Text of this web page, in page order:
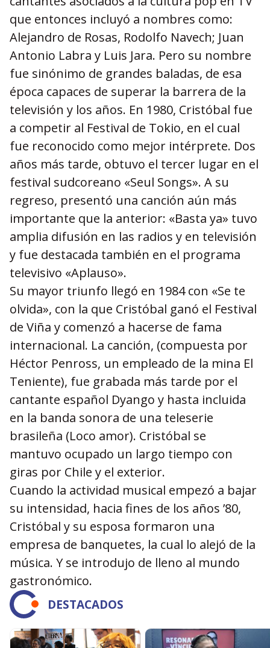
que entonces incluyó a nombres como:
Alejandro de Rosas, Rodolfo Navech; Juan
Antonio Labra y Luis Jara. Pero su nombre
fue sinónimo de grandes baladas, de esa
época capaces de superar la barrera de la
televisión y los años. En 1980, Cristóbal fue
a competir al Festival de Tokio, en el cual
fue reconocido como mejor intérprete. Dos
años más tarde, obtuvo el tercer lugar en el
festival sudcoreano «Seul Songs». A su
regreso, presentó una canción aún más
importante que la anterior: «Basta ya» tuvo
amplia difusión en las radios y en televisión
y fue destacada también en el programa
televisivo «Aplauso».
Su mayor triunfo llegó en 1984 con «Se te
olvida», con la que Cristóbal ganó el Festival
de Viña y comenzó a hacerse de fama
internacional. La canción, (compuesta por
Héctor Penross, un empleado de la mina El
Teniente), fue grabada más tarde por el
cantante español Dyango y hasta incluida
en la banda sonora de una teleserie
brasileña (Loco amor). Cristóbal se
mantuvo ocupado un largo tiempo con
giras por Chile y el exterior.
Cuando la actividad musical empezó a bajar
su intensidad, hacia fines de los años ’80,
Cristóbal y su esposa formaron una
empresa de banquetes, la cual lo alejó de la
música. Y se introdujo de lleno al mundo
gastronómico.
DESTACADOS